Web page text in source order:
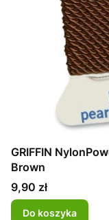
GRIFFIN
Brown
Cena
9,90 zł
Do koszyka